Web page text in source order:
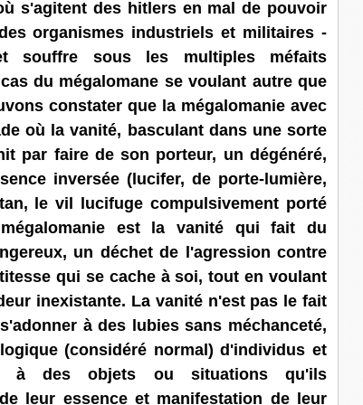
s'agitent des hitlers en mal de pouvoir
organismes industriels et militaires -
souffre sous les multiples méfaits
du mégalomane se voulant autre que
constater que la mégalomanie avec
où la vanité, basculant dans une sorte
par faire de son porteur, un dégénéré,
inversée (lucifer, de porte-lumière,
le vil lucifuge compulsivement porté
est la vanité qui fait du
un déchet de l'agression contre
qui se cache à soi, tout en voulant
inexistante. La vanité n'est pas le fait
à des lubies sans méchanceté,
(considéré normal) d'individus et
à des objets ou situations qu'ils
leur essence et manifestation de leur